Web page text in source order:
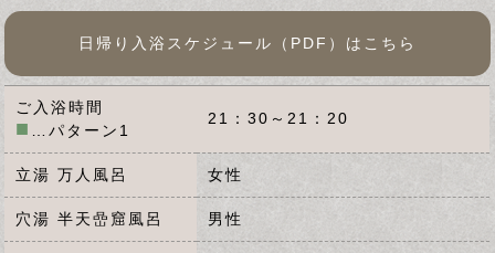
日帰り入浴スケジュール（PDF）はこちら
ご入浴時間
■ …パターン1
21：30～21：20
立湯 万人風呂 女性
穴湯 半天嵒窟風呂 男性